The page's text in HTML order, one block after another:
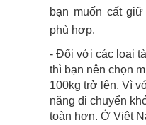
bạn muốn cất
phù hợp.
- Đối với các loại
thì bạn nên chọn
100kg trở lên. Vì
năng di chuyển
toàn hơn. Ở Việt